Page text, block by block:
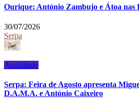
Ourique: António Zambujo e Átoa nas
30/07/2026
Serpa
Atualidade
Serpa: Feira de Agosto apresenta
D.A.M.A. e António Caixeiro